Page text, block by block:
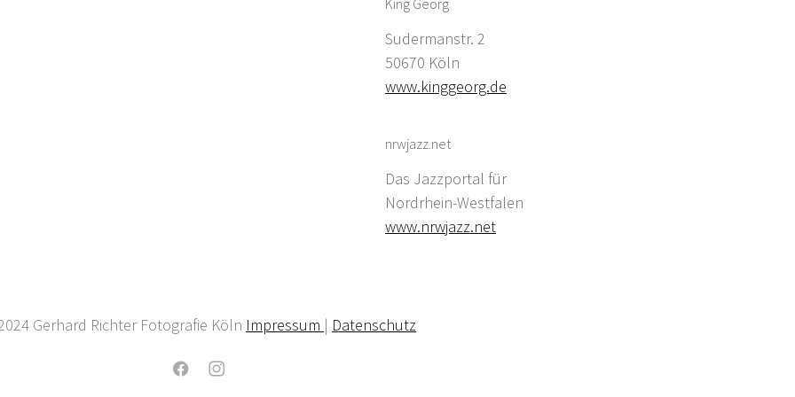
Sudermanstr. 2
50670 Köln
www.kinggeorg.de
nrwjazz.net
Das Jazzportal für
Nordrhein-Westfalen
www.nrwjazz.net
Gerhard Richter Fotografie Köln Impressum | Datenschutz
FacebookInstagram